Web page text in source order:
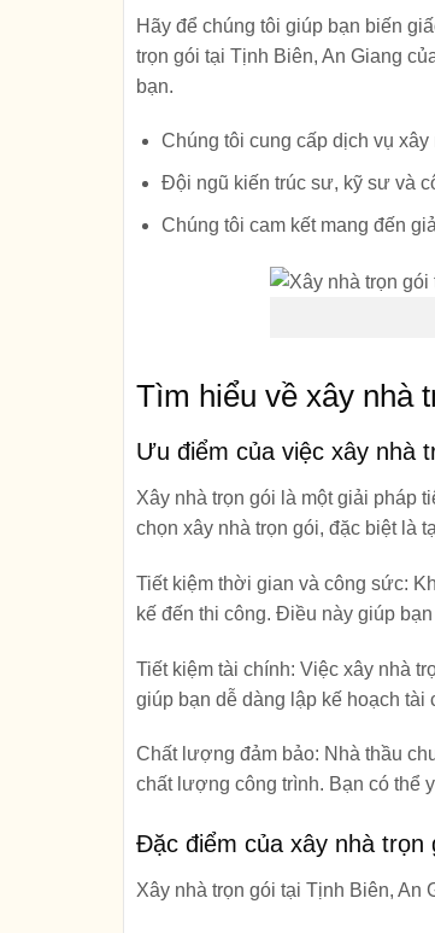
Hãy để chúng tôi giúp bạn biến
trọn gói tại Tịnh Biên, An Giang
bạn.
Chúng tôi cung cấp dịch vụ
Đội ngũ kiến trúc sư, kỹ sư và
Chúng tôi cam kết mang đến
Tìm hiểu về xây nhà
Ưu điểm của việc xây nhà
Xây nhà trọn gói là một giải pháp
chọn xây nhà trọn gói, đặc biệt là
Tiết kiệm thời gian và công sức:
kế đến thi công. Điều này giúp
Tiết kiệm tài chính: Việc xây nhà
giúp bạn dễ dàng lập kế hoạch tài
Chất lượng đảm bảo: Nhà thầu
chất lượng công trình. Bạn có thể
Đặc điểm của xây nhà trọn
Xây nhà trọn gói tại Tịnh Biên, An